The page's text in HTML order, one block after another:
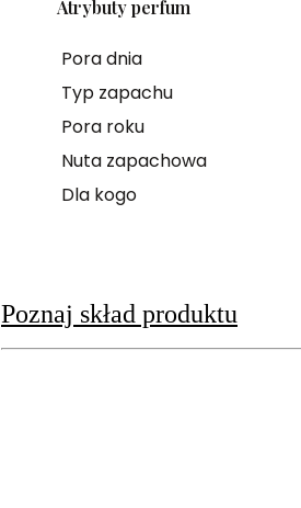
Atrybuty perfum
Pora dnia
Typ zapachu
Pora roku
Nuta zapachowa
Dla kogo
Poznaj skład produktu